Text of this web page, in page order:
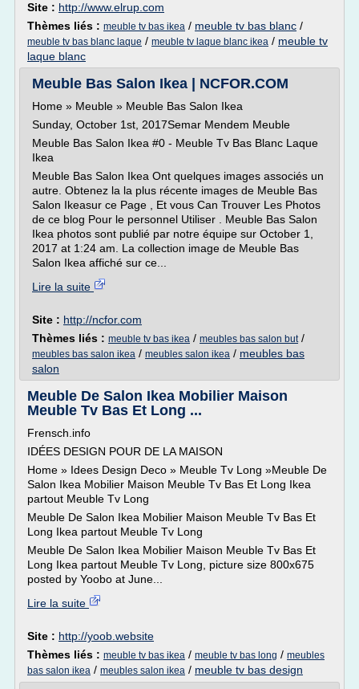
Site : http://www.elrup.com
Thèmes liés : meuble tv bas ikea / meuble tv bas blanc /
meuble tv bas blanc laque / meuble tv laque blanc ikea / meuble tv
laque blanc
Meuble Bas Salon Ikea | NCFOR.COM
Home » Meuble » Meuble Bas Salon Ikea
Sunday, October 1st, 2017Semar Mendem Meuble
Meuble Bas Salon Ikea #0 - Meuble Tv Bas Blanc Laque
Ikea
Meuble Bas Salon Ikea Ont quelques images associés un
autre. Obtenez la la plus récente images de Meuble Bas
Salon Ikeasur ce Page , Et vous Can Trouver Les Photos
de ce blog Pour le personnel Utiliser . Meuble Bas Salon
Ikea photos sont publié par notre équipe sur October 1,
2017 at 1:24 am. La collection image de Meuble Bas
Salon Ikea affiché sur ce...
Lire la suite
Site : http://ncfor.com
Thèmes liés : meuble tv bas ikea / meubles bas salon but/
meubles bas salon ikea / meubles salon ikea / meubles bas
salon
Meuble De Salon Ikea Mobilier Maison
Meuble Tv Bas Et Long ...
Frensch.info
IDÉES DESIGN POUR DE LA MAISON
Home » Idees Design Deco » Meuble Tv Long »Meuble De
Salon Ikea Mobilier Maison Meuble Tv Bas Et Long Ikea
partout Meuble Tv Long
Meuble De Salon Ikea Mobilier Maison Meuble Tv Bas Et
Long Ikea partout Meuble Tv Long
Meuble De Salon Ikea Mobilier Maison Meuble Tv Bas Et
Long Ikea partout Meuble Tv Long, picture size 800x675
posted by Yoobo at June...
Lire la suite
Site : http://yoob.website
Thèmes liés : meuble tv bas ikea / meuble tv bas long / meubles
bas salon ikea / meubles salon ikea / meuble tv bas design